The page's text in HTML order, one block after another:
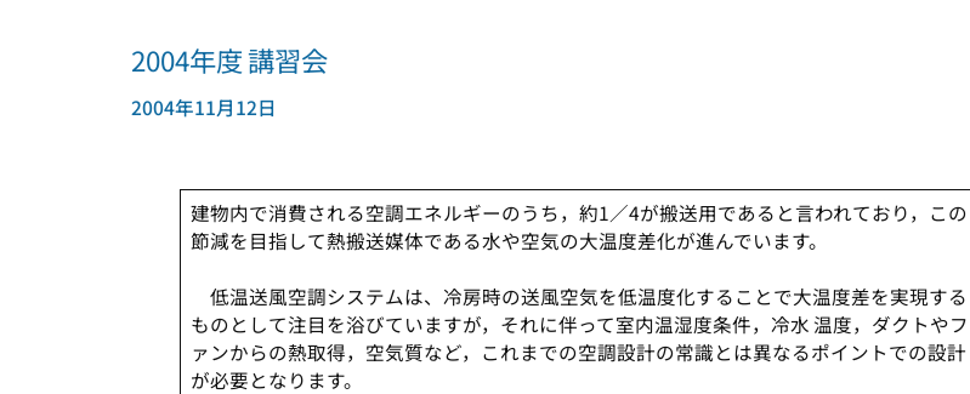
2004年度 講習会
2004年11月12日
建物内で消費される空調エネルギーのうち，約1／4が搬送用であると言われており，この
節減を目指して熱搬送媒体である水や空気の大温度差化が進んでいます。
低温送風空調システムは、冷房時の送風空気を低温度化することで大温度差を実現する
ものとして注目を浴びていますが，それに伴って室内温湿度条件，冷水 温度，ダクトやフ
ァンからの熱取得，空気質など，これまでの空調設計の常識とは異なるポイントでの設計
が必要となります。